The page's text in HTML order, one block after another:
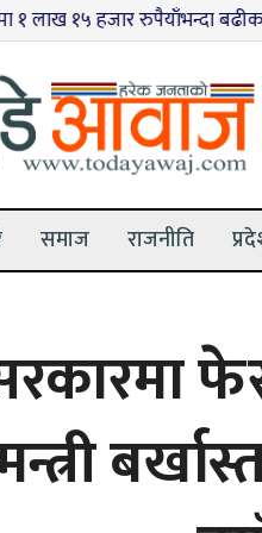
रुपैयाँभन्दा बढीका भन्सार छलीका
समाज राजनीति